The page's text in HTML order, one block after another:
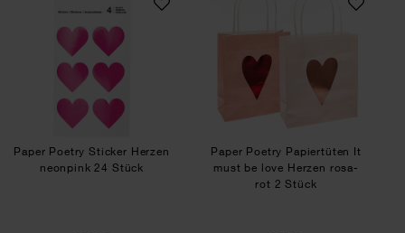
Paper Poetry Sticker Herzen
neonpink 24 Stück
Paper Poetry Papiertüten It
must be love Herzen rosa-
rot 2 Stück